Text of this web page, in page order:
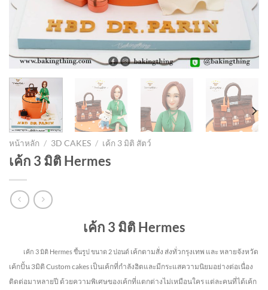
หน้าหลัก / 3D CAKES / เค้ก 3 มิติ สัตว์
เค้ก 3 มิติ Hermes
เค้ก 3 มิติ Hermes
เค้ก 3 มิติ Hermes ขึ้นรูปขนาด 2 ปอนด์ เค้กตามสั่ง ส่งทั่วกรุงเทพ และ หลายจังหวัด
เค้กปั้น 3มิติ Custom cakes เป็นเค้กที่กำลังฮิตและมีกระแสความนิยมอย่างต่อเนื่อง
ติดต่อมาหลายปี ด้วยความพิเศษของเค้กที่แตกต่างไม่เหมือนใคร แต่ละคนที่ได้เค้ก